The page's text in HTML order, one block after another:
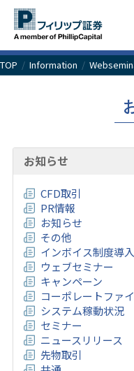
TOP / Information /
お知らせ
CFD取引
PR情報
お知らせ
その他
インボイス制度導
ウェブセミナー
キャンペーン
コーポレートファ
システム稼動状況
セミナー
ニュースリリース
先物取引